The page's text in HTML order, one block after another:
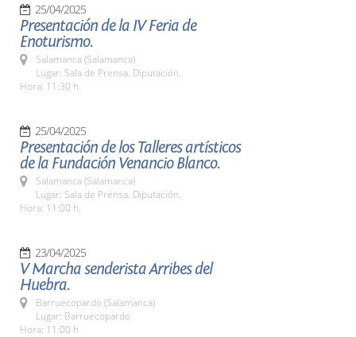
25/04/2025
Presentación de la IV Feria de
Enoturismo.
Salamanca (Salamanca)
Lugar: Sala de Prensa. Diputación.
Hora: 11:30 h.
25/04/2025
Presentación de los Talleres artísticos
de la Fundación Venancio Blanco.
Salamanca (Salamanca)
Lugar: Sala de Prensa. Diputación.
Hora: 11:00 h.
23/04/2025
V Marcha senderista Arribes del
Huebra.
Barruecopardo (Salamanca)
Lugar: Barruecopardo
Hora: 11:00 h